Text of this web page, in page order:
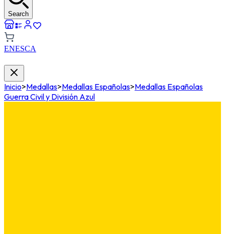
Search
ENESCA
Inicio>Medallas>Medallas Españolas>Medallas Españolas
Guerra Civil y División Azul